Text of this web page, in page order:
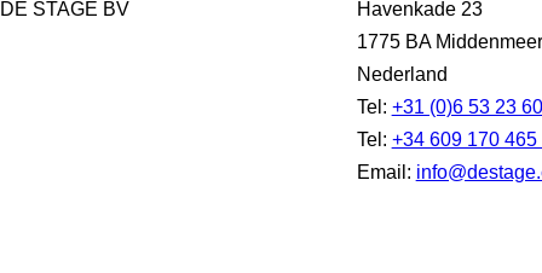
DE STAGE BV
Havenkade 23
1775 BA Middenmeer
Nederland
Tel: +31 (0)6 53 23
Tel: +34 609 170 465
Email: